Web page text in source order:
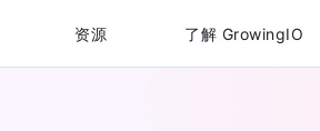
资源 了解 GrowingIO